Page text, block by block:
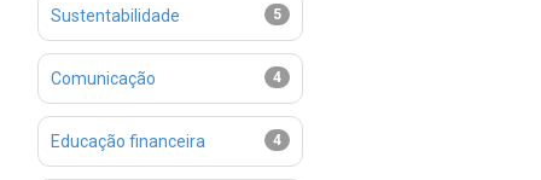
5
Sustentabilidade
4
Comunicação
4
Educação financeira